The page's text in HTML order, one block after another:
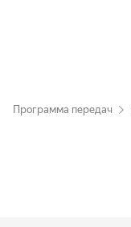
Программа передач